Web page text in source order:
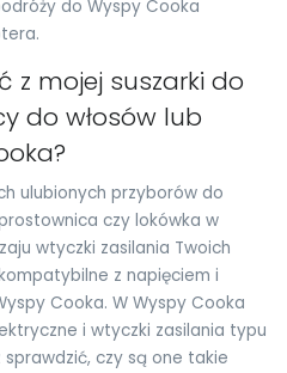
do Wyspy Cooka
z mojej suszarki do
do włosów lub
ulubionych przyborów do
czy lokówka w
wtyczki zasilania Twoich
z napięciem i
Cooka. W Wyspy Cooka
i wtyczki zasilania typu
sprawdzić, czy są one takie